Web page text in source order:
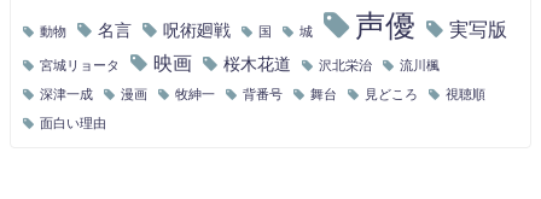
動物 名言 呪術廻戦 国 城 声優 実写版
宮城リョータ 映画 桜木花道 沢北栄治 流川楓
深津一成 漫画 牧紳一 背番号 舞台 見どころ 視聴順
面白い理由